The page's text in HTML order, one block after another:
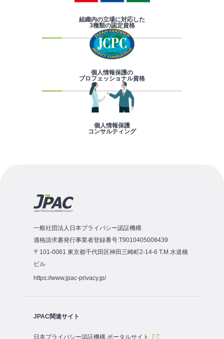
組織内の立場に対応した
3種類の認定資格
個人情報保護の
プロフェッショナル資格
個人情報保護
コンサルティング
一般社団法人日本プライバシー認証機構
適格請求書発行事業者登録番号:T9010405008439
〒101-0061 東京都千代田区神田三崎町2-14-6 T.M.水道橋
ビル
https://www.jpac-privacy.jp/
JPAC関連サイト
日本プライバシー認証機構 ポータルサイト